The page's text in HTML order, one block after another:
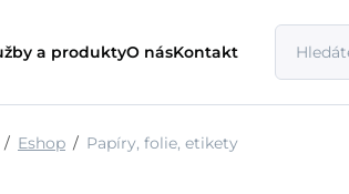
a produktyO násKontakt
Eshop Papíry, folie, etikety